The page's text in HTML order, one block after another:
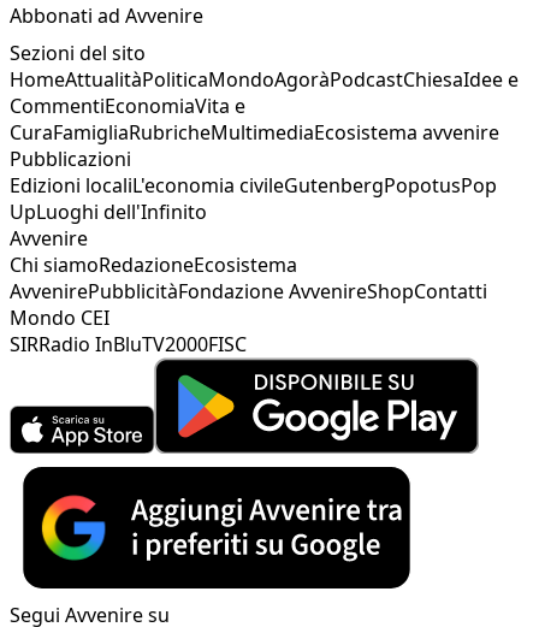
Abbonati ad Avvenire
Sezioni del sito
HomeAttualitàPoliticaMondoAgoràPodcastChiesaIdee e
CommentiEconomiaVita e
CuraFamigliaRubricheMultimediaEcosistema avvenire
Pubblicazioni
Edizioni localiL'economia civileGutenbergPopotusPop
UpLuoghi dell'Infinito
Avvenire
Chi siamoRedazioneEcosistema
AvvenirePubblicitàFondazione AvvenireShopContatti
Mondo CEI
SIRRadio InBluTV2000FISC
Segui Avvenire su